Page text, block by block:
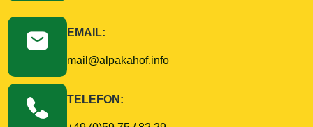
EMAIL:
mail@alpakahof.info
TELEFON: